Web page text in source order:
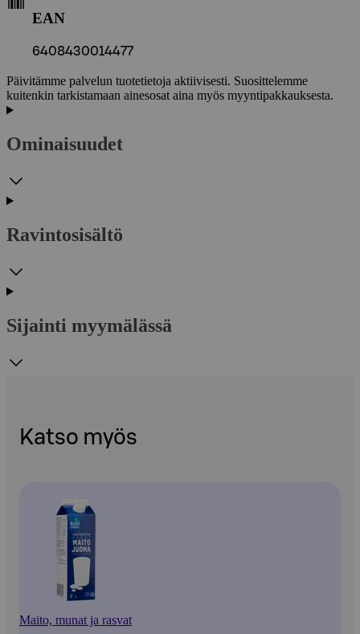
EAN
6408430014477
Päivitämme palvelun tuotetietoja aktiivisesti. Suosittelemme
kuitenkin tarkistamaan ainesosat aina myös myyntipakkauksesta.
Ominaisuudet
Ravintosisältö
Sijainti myymälässä
Katso myös
Maito, munat ja rasvat